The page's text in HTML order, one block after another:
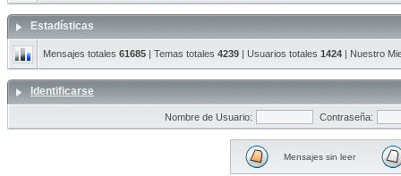
Estadísticas
Mensajes totales 61685 | Temas totales 4239 | Usuarios totales 1424 | Nuestro
Identificarse
Nombre de Usuario: Contraseña:
Mensajes sin leer